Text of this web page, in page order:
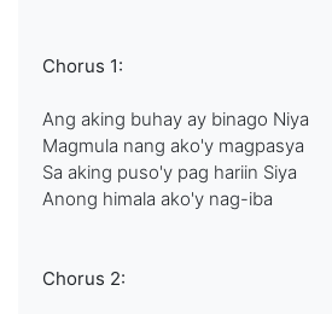
Chorus 1:
Ang aking buhay ay binago Niya
Magmula nang ako'y magpasya
Sa aking puso'y pag hariin Siya
Anong himala ako'y nag-iba
Chorus 2: